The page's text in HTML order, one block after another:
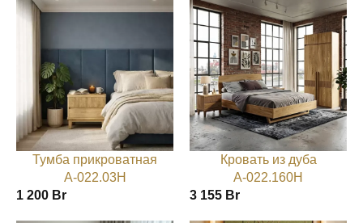
Тумба прикроватная
А-022.03Н
1 200 Br
Кровать из дуба
А-022.160Н
3 155 Br